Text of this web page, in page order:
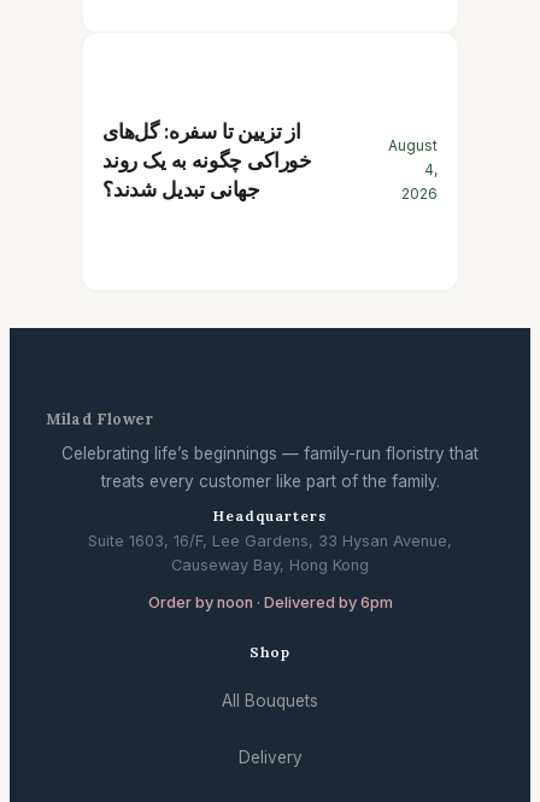
از تزیین تا سفره: گل‌های
خوراکی چگونه به یک روند
جهانی تبدیل شدند؟
August
4,
2026
Milad Flower
Celebrating life’s beginnings — family-run floristry that
treats every customer like part of the family.
Headquarters
Suite 1603, 16/F, Lee Gardens, 33 Hysan Avenue,
Causeway Bay, Hong Kong
Order by noon · Delivered by 6pm
Shop
All Bouquets
Delivery